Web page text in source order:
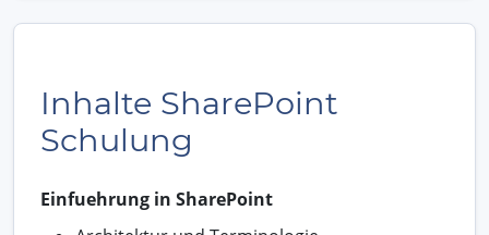
Inhalte SharePoint
Schulung
Einfuehrung in SharePoint